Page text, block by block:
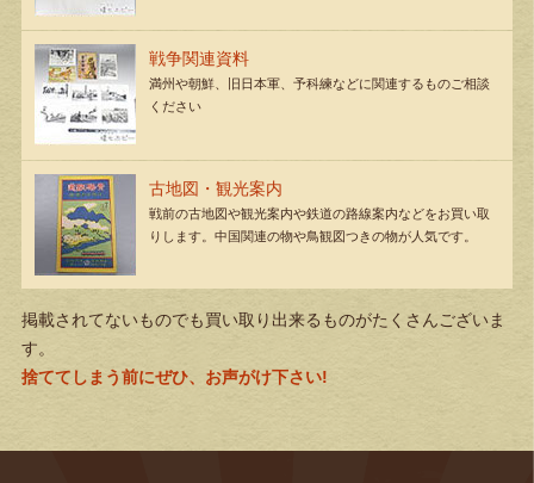
戦争関連資料
満州や朝鮮、旧日本軍、予科練などに関連するものご相談
ください
古地図・観光案内
戦前の古地図や観光案内や鉄道の路線案内などをお買い取
りします。中国関連の物や鳥観図つきの物が人気です。
掲載されてないものでも買い取り出来るものがたくさんございま
す。
捨ててしまう前にぜひ、お声がけ下さい!